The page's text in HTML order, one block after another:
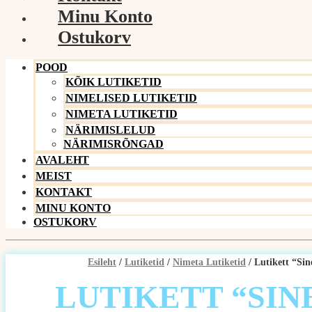
Minu Konto
Ostukorv
POOD
KÕIK LUTIKETID
NIMELISED LUTIKETID
NIMETA LUTIKETID
NÄRIMISLELUD
NÄRIMISRÕNGAD
AVALEHT
MEIST
KONTAKT
MINU KONTO
OSTUKORV
Esileht / Lutiketid / Nimeta Lutiketid / Lutikett
LUTIKETT